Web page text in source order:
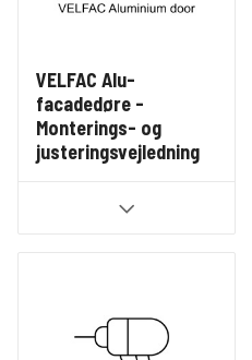
VELFAC Alu-
facadedøre -
Monterings- og
justeringsvejledning